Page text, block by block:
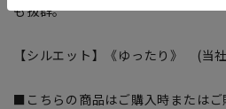
も抜群。
【シルエット】《ゆったり》 (当
■こちらの商品はご購入時または